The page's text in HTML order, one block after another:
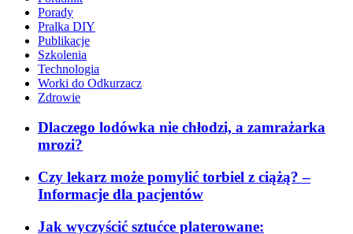
Porady
Pralka DIY
Publikacje
Szkolenia
Technologia
Worki do Odkurzacz
Zdrowie
Dlaczego lodówka nie chłodzi, a zamrażarka
mrozi?
Czy lekarz może pomylić torbiel z ciążą? –
Informacje dla pacjentów
Jak wyczyścić sztućce platerowane: